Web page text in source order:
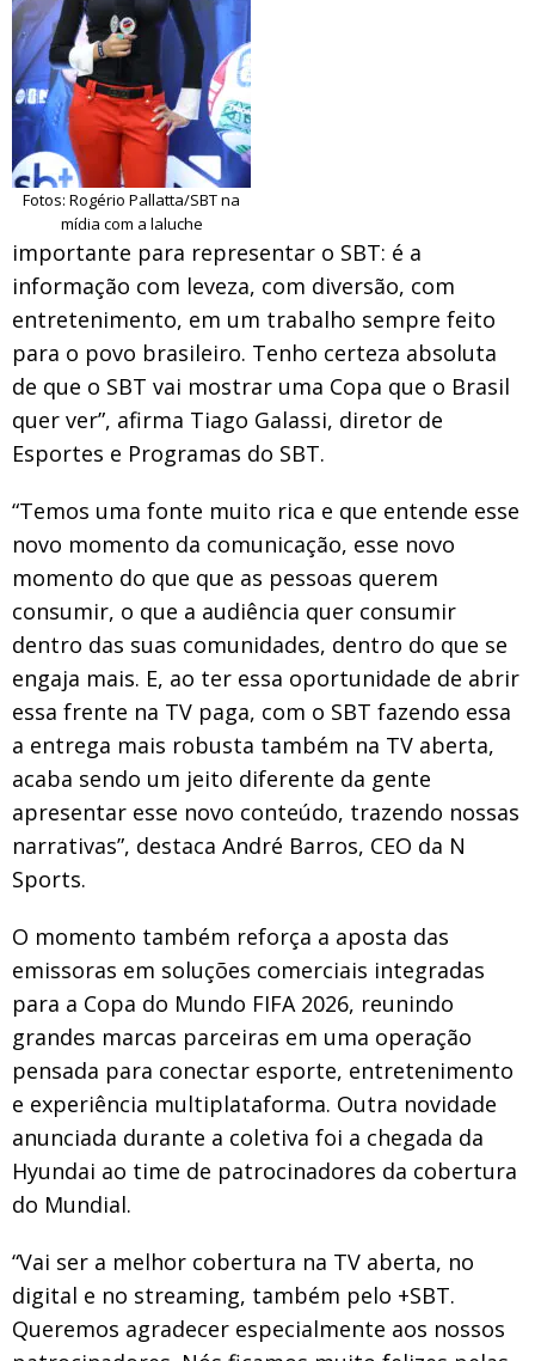
Fotos: Rogério Pallatta/SBT na
mídia com a laluche
importante para representar o SBT: é a
informação com leveza, com diversão, com
entretenimento, em um trabalho sempre feito
para o povo brasileiro. Tenho certeza absoluta
de que o SBT vai mostrar uma Copa que o Brasil
quer ver”, afirma Tiago Galassi, diretor de
Esportes e Programas do SBT.
“Temos uma fonte muito rica e que entende esse
novo momento da comunicação, esse novo
momento do que que as pessoas querem
consumir, o que a audiência quer consumir
dentro das suas comunidades, dentro do que se
engaja mais. E, ao ter essa oportunidade de abrir
essa frente na TV paga, com o SBT fazendo essa
a entrega mais robusta também na TV aberta,
acaba sendo um jeito diferente da gente
apresentar esse novo conteúdo, trazendo nossas
narrativas”, destaca André Barros, CEO da N
Sports.
O momento também reforça a aposta das
emissoras em soluções comerciais integradas
para a Copa do Mundo FIFA 2026, reunindo
grandes marcas parceiras em uma operação
pensada para conectar esporte, entretenimento
e experiência multiplataforma. Outra novidade
anunciada durante a coletiva foi a chegada da
Hyundai ao time de patrocinadores da cobertura
do Mundial.
“Vai ser a melhor cobertura na TV aberta, no
digital e no streaming, também pelo +SBT.
Queremos agradecer especialmente aos nossos